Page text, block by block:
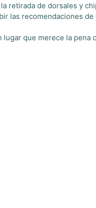
retirada de dorsales y
las recomendaciones
lugar que merece la pena